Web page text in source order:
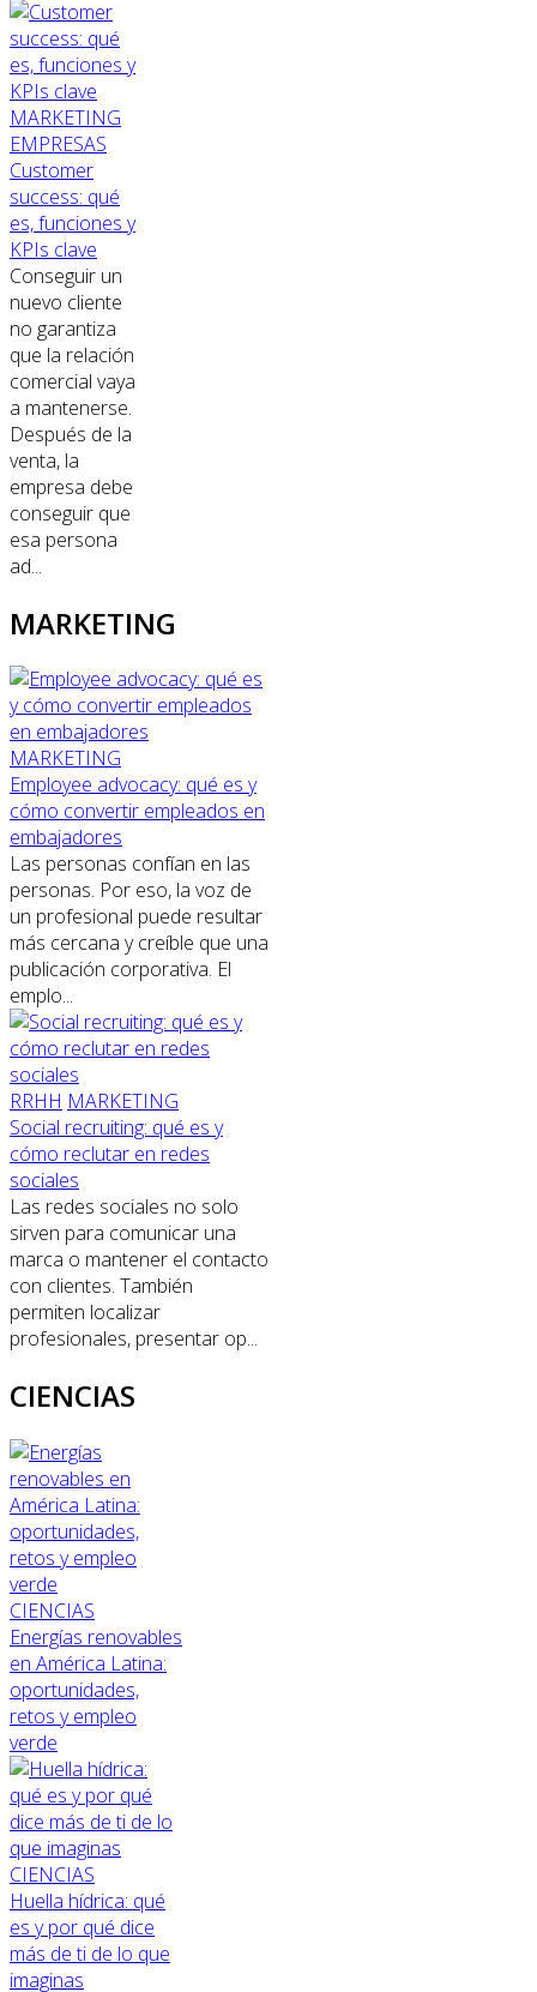
MARKETING
EMPRESAS
Customer
success: qué
es, funciones y
KPIs clave
Conseguir un
nuevo cliente
no garantiza
que la relación
comercial vaya
a mantenerse.
Después de la
venta, la
empresa debe
conseguir que
esa persona
ad...
MARKETING
MARKETING
Employee advocacy: qué es y
cómo convertir empleados en
embajadores
Las personas confían en las
personas. Por eso, la voz de
un profesional puede resultar
más cercana y creíble que una
publicación corporativa. El
emplo...
RRHH MARKETING
Social recruiting: qué es y
cómo reclutar en redes
sociales
Las redes sociales no solo
sirven para comunicar una
marca o mantener el contacto
con clientes. También
permiten localizar
profesionales, presentar op...
CIENCIAS
CIENCIAS
Energías renovables
en América Latina:
oportunidades,
retos y empleo
verde
CIENCIAS
Huella hídrica: qué
es y por qué dice
más de ti de lo que
imaginas